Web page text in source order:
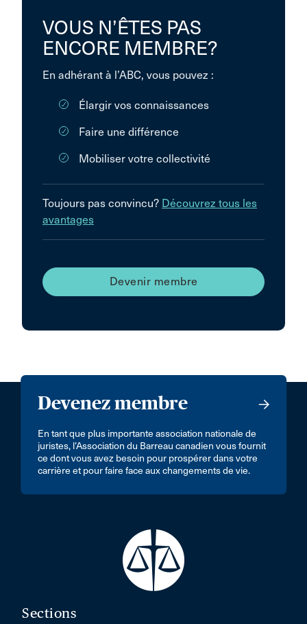
VOUS N’ÊTES PAS
ENCORE MEMBRE?
En adhérant à l’ABC, vous pouvez :
Élargir vos connaissances
Faire une différence
Mobiliser votre collectivité
Toujours pas convincu? Découvrez tous les
avantages
Devenir membre
Devenez membre
En tant que plus importante association nationale de
juristes, l’Association du Barreau canadien vous fournit
ce dont vous avez besoin pour prospérer dans votre
carrière et pour faire face aux changements de vie.
Sections